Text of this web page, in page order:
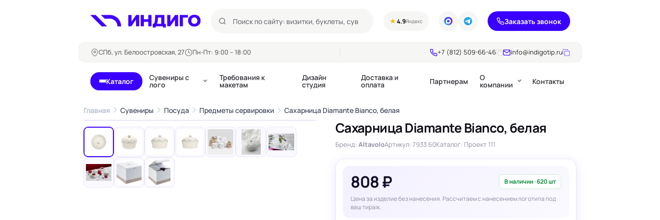
★4.9Яндекс Заказать звонок
СПб, ул. Белоостровская, 27 Пн-Пт: 9:00 – 18:00 +7 (812) 509-66-46 info@indigotip.ru
Каталог
Бланки и формуляры
Блокноты
Бейджи
Визитки
Конверты
Ленты для бейджей
Билеты, купоны
Буклеты
Календари квартальные
Календари настольные
Календари перекидные
Календари Трио
Воблеры
Диспенсеры
Дорхенгеры / Крючки
Флажки бумажные
Ценники
Шелфтокеры
Брошюры
Презентации, годовые
отчеты
Сувениры с
лого
Требования к
макетам
Дизайн
студия
Доставка и
оплата Партнерам О
компании Контакты
Главная Сувениры Посуда Предметы сервировки Сахарница Diamante Bianco, белая
‹ ›
1/10
Сахарница Diamante Bianco, белая
Бренд: AltavoloАртикул: 7933.60Каталог: Проект 111
808 ₽ В наличии · 620 шт
Цена за изделие без нанесения. Рассчитаем с нанесением логотипа под
ваш тираж.